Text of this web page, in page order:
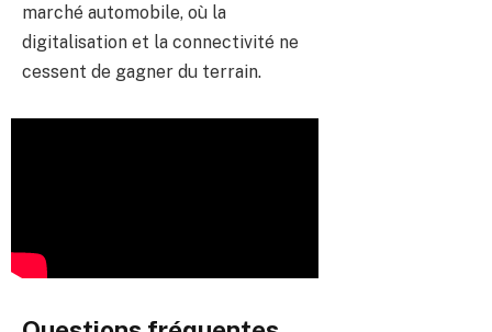
marché automobile, où la
digitalisation et la connectivité ne
cessent de gagner du terrain.